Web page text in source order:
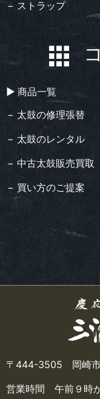
− ストラップ
▶︎ 商品一覧
− 太鼓の修理張替
− 太鼓のレンタル
− 中古太鼓販売買取
− 買い方のご提案
〒444-3505 岡崎市
営業時間 午前９時